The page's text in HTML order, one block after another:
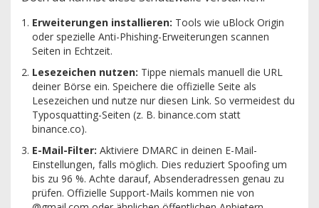
Erweiterungen installieren: Tools wie uBlock Origin
oder spezielle Anti-Phishing-Erweiterungen scannen
Seiten in Echtzeit.
Lesezeichen nutzen: Tippe niemals manuell die URL
deiner Börse ein. Speichere die offizielle Seite als
Lesezeichen und nutze nur diesen Link. So vermeidest du
Typosquatting-Seiten (z. B. binance.com statt
binance.co).
E-Mail-Filter: Aktiviere DMARC in deinen E-Mail-
Einstellungen, falls möglich. Dies reduziert Spoofing um
bis zu 96 %. Achte darauf, Absenderadressen genau zu
prüfen. Offizielle Support-Mails kommen nie von